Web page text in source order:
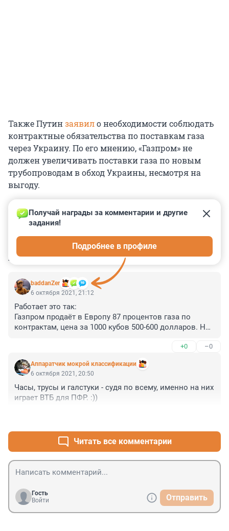
Также Путинзаявило необходимости соблюдать
контрактные обязательства по поставкам газа
через Украину. По его мнению, «Газпром» не
должен увеличивать поставки газа по новым
трубопроводам в обход Украины, несмотря на
выгоду.
КОММЕНТАРИИ 3
baddanZer
Получай награды за комментарии и другие
задания!
Подробнее в профиле
6 октября 2021, 21:12
Работает это так:
Газпром продаёт в Европу 87 процентов газа по
контрактам, цена за 1000 кубов 500-600 долларов. Но
на спотовом рынке, в ущерб потребителям. Так что
если зимой будет холодно - виновата будет только
рука рынка.
+0 –0
Аппаратчик мокрой классификации
6 октября 2021, 20:50
Часы, трусы и галстуки - судя по всему, именно на них
играет ВТБ для ПФР. :))
Читать все комментарии
Гость
Войти
Отправить